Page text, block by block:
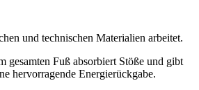
und technischen Materialien arbeitet.
gesamten Fuß absorbiert Stöße und gibt
hervorragende Energierückgabe.